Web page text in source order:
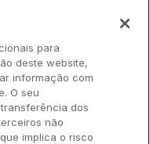
para
deste website,
informação com
O seu
dos
não
implica o risco